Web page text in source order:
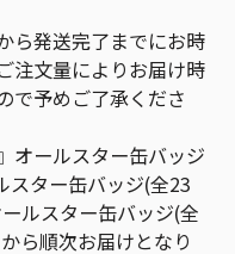
ら発送完了までにお時
注文量によりお届け時
で予めご了承くださ
オールスター缶バッジ
スター缶バッジ(全23
ルスター缶バッジ(全
ら順次お届けとなり